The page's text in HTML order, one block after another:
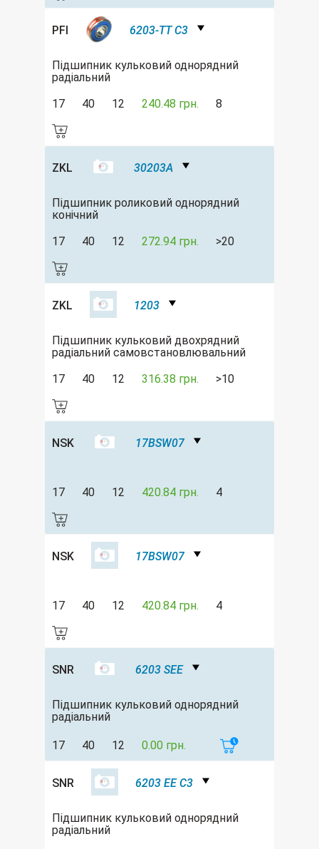
PFI 6203-TT C3
Підшипник кульковий однорядний
радіальний
17
40 12 240.48 грн. 8
ZKL 30203A
Підшипник роликовий однорядний
конічний
17
40 12 272.94 грн. >20
ZKL 1203
Підшипник кульковий двохрядний
радіальний самовстановлювальний
17
40 12 316.38 грн. >10
NSK 17BSW07
17 40 12 420.84 грн. 4
NSK 17BSW07
17 40 12 420.84 грн. 4
SNR 6203 SEE
Підшипник кульковий однорядний
радіальний
17 40 12 0.00 грн.
SNR 6203 EE C3
Підшипник кульковий однорядний
радіальний